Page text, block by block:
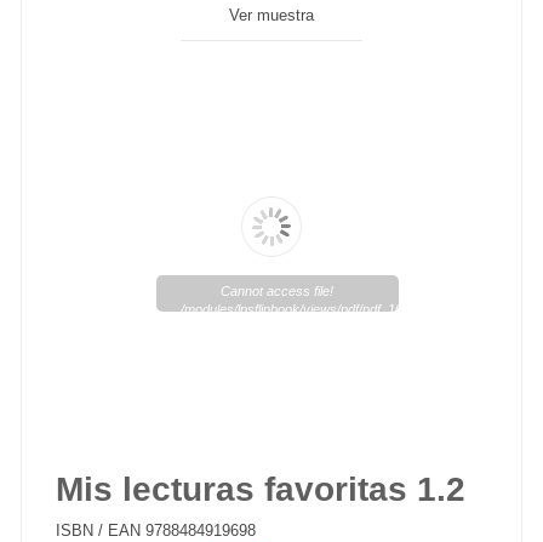
Ver muestra
Cannot access file!
/modules/lpsflipbook/views/pdf/pdf_105_1.pdf
Mis lecturas favoritas 1.2
ISBN / EAN 9788484919698